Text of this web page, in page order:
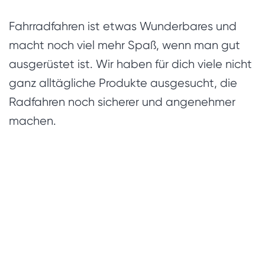
Fahrradfahren ist etwas Wunderbares und
macht noch viel mehr Spaß, wenn man gut
ausgerüstet ist. Wir haben für dich viele nicht
ganz alltägliche Produkte ausgesucht, die
Radfahren noch sicherer und angenehmer
machen.